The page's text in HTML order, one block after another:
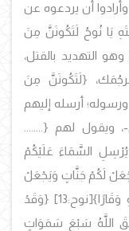
أن يردعوه عن
يَا نُوحُ لَتَكُونَنَّ مِنَ
له وهو التهديد بالقتل،
{لَتَكُونَنَّ مِنَ
أرسله إليهم
، ويقول لهم {........
السَّمَاءَ عَلَيْكُمْ
لَكُمْ جَنَّاتٍ وَيَجْعَلْ
[نوح:13]
{وَقَدْ
اللَّهُ سَبْعَ سَمَوَاتٍ